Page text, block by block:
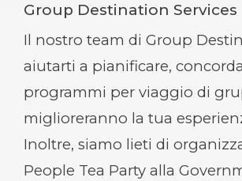
Group Destination Services
Il nostro team di Group
aiutarti a pianificare,
programmi per viaggio di
miglioreranno la tua
Inoltre, siamo lieti di
People Tea Party alla